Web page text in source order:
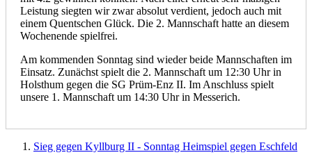
Leistung siegten wir zwar absolut verdient, jedoch auch mit
einem Quentschen Glück. Die 2. Mannschaft hatte an diesem
Wochenende spielfrei.
Am kommenden Sonntag sind wieder beide Mannschaften im
Einsatz. Zunächst spielt die 2. Mannschaft um 12:30 Uhr in
Holsthum gegen die SG Prüm-Enz II. Im Anschluss spielt
unsere 1. Mannschaft um 14:30 Uhr in Messerich.
Sieg gegen Kyllburg II - Sonntag Heimspiel gegen Eschfeld